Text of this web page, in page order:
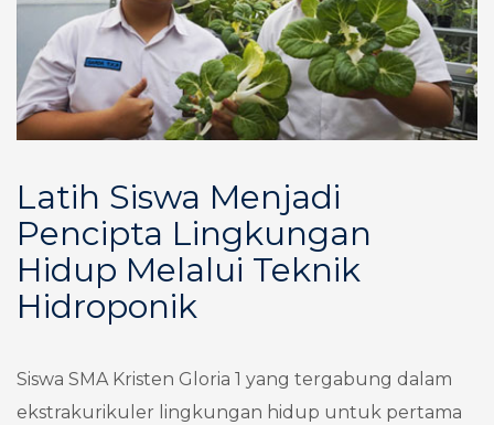
Latih Siswa Menjadi
Pencipta Lingkungan
Hidup Melalui Teknik
Hidroponik
Siswa SMA Kristen Gloria 1 yang tergabung dalam
ekstrakurikuler lingkungan hidup untuk pertama